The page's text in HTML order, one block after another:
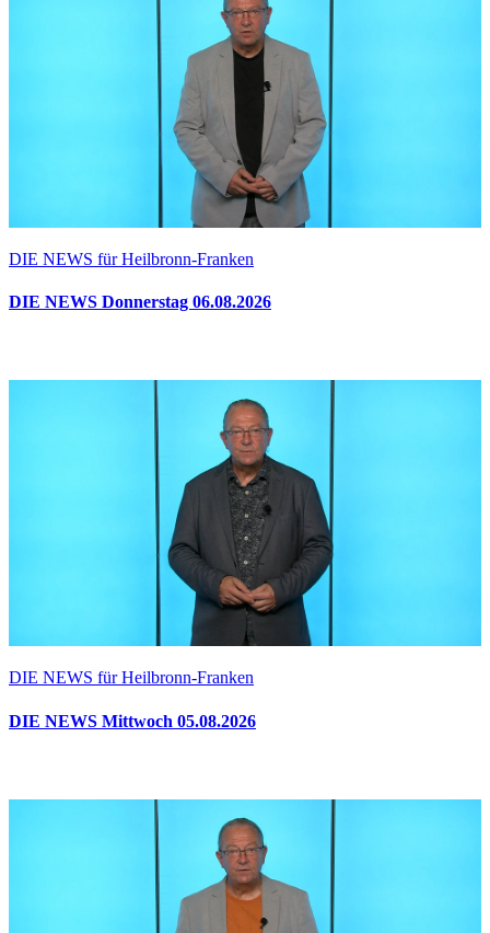
DIE NEWS für Heilbronn-Franken
DIE NEWS Donnerstag 06.08.2026
DIE NEWS für Heilbronn-Franken
DIE NEWS Mittwoch 05.08.2026